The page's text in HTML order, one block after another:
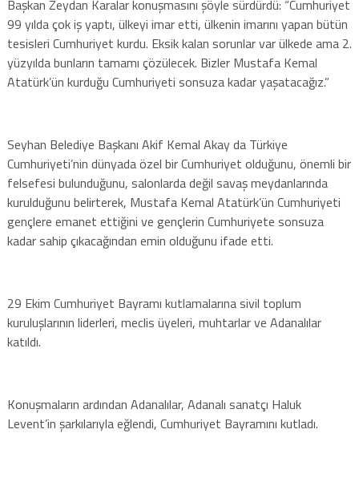
Başkan Zeydan Karalar konuşmasını şöyle sürdürdü: “Cumhuriyet
99 yılda çok iş yaptı, ülkeyi imar etti, ülkenin imarını yapan bütün
tesisleri Cumhuriyet kurdu. Eksik kalan sorunlar var ülkede ama 2.
yüzyılda bunların tamamı çözülecek. Bizler Mustafa Kemal
Atatürk’ün kurduğu Cumhuriyeti sonsuza kadar yaşatacağız.”
Seyhan Belediye Başkanı Akif Kemal Akay da Türkiye
Cumhuriyeti’nin dünyada özel bir Cumhuriyet olduğunu, önemli bir
felsefesi bulunduğunu, salonlarda değil savaş meydanlarında
kurulduğunu belirterek, Mustafa Kemal Atatürk’ün Cumhuriyeti
gençlere emanet ettiğini ve gençlerin Cumhuriyete sonsuza
kadar sahip çıkacağından emin olduğunu ifade etti.
29 Ekim Cumhuriyet Bayramı kutlamalarına sivil toplum
kuruluşlarının liderleri, meclis üyeleri, muhtarlar ve Adanalılar
katıldı.
Konuşmaların ardından Adanalılar, Adanalı sanatçı Haluk
Levent’in şarkılarıyla eğlendi, Cumhuriyet Bayramını kutladı.